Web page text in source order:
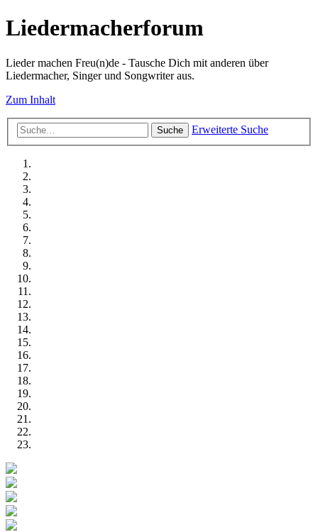
Liedermacherforum
Lieder machen Freu(n)de - Tausche Dich mit anderen über
Liedermacher, Singer und Songwriter aus.
Zum Inhalt
Suche Erweiterte Suche